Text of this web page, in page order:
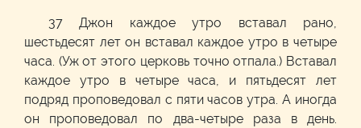
37 Джон каждое утро вставал рано,
шестьдесят лет он вставал каждое утро в четыре
часа. (Уж от этого церковь точно отпала.) Вставал
каждое утро в четыре часа, и пятьдесят лет
подряд проповедовал с пяти часов утра. А иногда
он проповедовал по два-четыре раза в день.